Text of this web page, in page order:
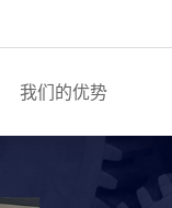
我们的优势